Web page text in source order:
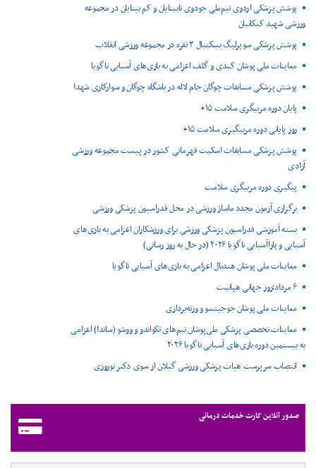
پوشش پزشکی اردوی تیم‌ملی جودوی نابینایان و کم بینایان در مجموعه
ورزشی شهید کبکانیان
پوشش پزشکی سوپرلیگ بسکتبال ۳ نفره در مجموعه ورزشی انقلاب
معاینات ملی پوشان کبدی و گلف اعزامی به بازی‌های آسیایی ناگویا
پوشش پزشکی مسابقات چوگان جام لاله در باشگاه چوگان و سوارکاری شهدا
پایان دوره مربیگری سلامت ۱۵+
روز پایانی دوره مربیگیری سلامت ۱۵+
پوشش پزشکی مسابقات اسکیت قهرمانی کشور در پیست مجموعه ورزشی
آزادی
پیگیری دوره مربیگری سلامت
برگزاری آزمون مجدد ماساژ ورزشی در محل فدراسیون پزشکی ورزشی
بسته آموزشی فدراسیون پزشکی ورزشی برای ورزشکاران اعزامی به بازی‌های
آسیایی و پاراآسیایی ناگویا ۲۰۲۶ (در حال به روز رسانی)
معاینات ملی پوشان هندبال اعزامی به بازی‌های آسیایی ناگویا
۶ مرداد؛روز جهانی هپاتیت
معاینات ملی پوشان جوجیتسو و وزنه‌برداری
معاینات تخصصی پزشکی ملی‌پوشان تیم‌های تکواندو و ووشو (ساندا) اعزامی
به بیستمین دوره بازی‌های آسیایی ناگویا ۲۰۲۶
انتصاب سرپرست هیات پزشکی ورزشی گیلان از سوی دکتر نوروزی
صدور آنلاین کارت خدمات درمانی